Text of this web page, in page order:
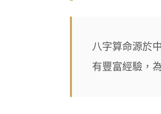
八字算命源於
有豐富經驗，